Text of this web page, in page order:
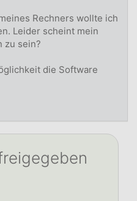
Rechners wollte ich
Leider scheint mein
zu sein?
die Software